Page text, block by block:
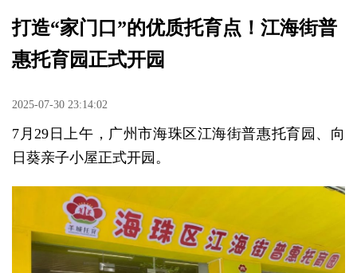
打造“家门口”的优质托育点！江海街普
惠托育园正式开园
2025-07-30 23:14:02
7月29日上午，广州市海珠区江海街普惠托育园、向
日葵亲子小屋正式开园。